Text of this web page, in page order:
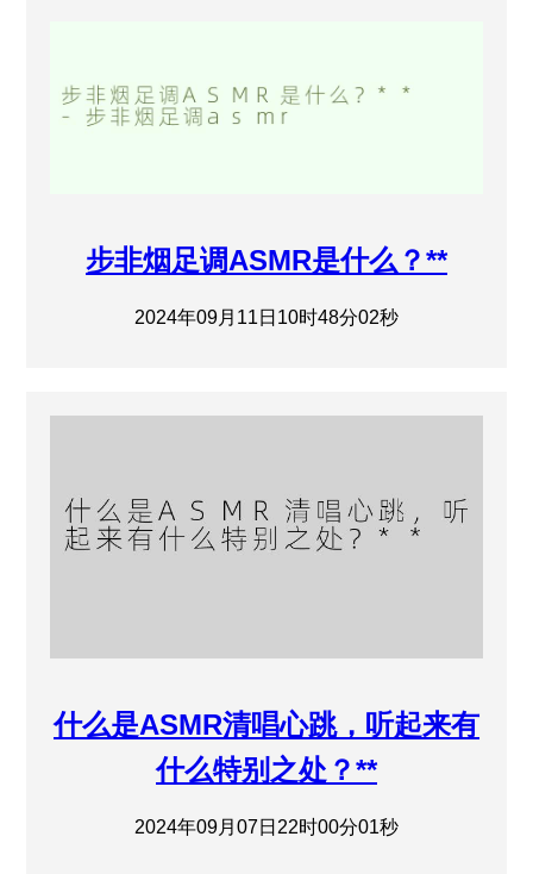
步非烟足调ASMR是什么？**
2024年09月11日10时48分02秒
什么是ASMR清唱心跳，听起来有
什么特别之处？**
2024年09月07日22时00分01秒